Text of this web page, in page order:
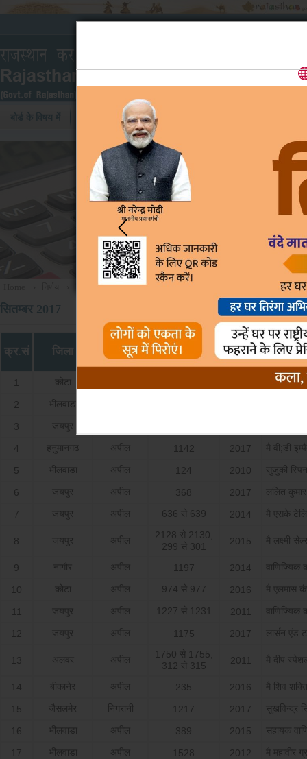
सितम्बर 2017
सितम्बर 2017
क्र.सं जिला
वाद का
प्रकार
अपील सं. वर्ष अपीलार्थी
कोटा मै
2 भीलवाडा
3 जयपुर
4 हनुमानगढ अपील 1142 2017 मै वी;डी
5 भीलवाडा अपील 124 2010 सुजुकी
6 जयपुर अपील 368 2017 ललित कुमार
7 जयपुर अपील 636 से 639 2014 मै एसके
8 जयपुर अपील
2128 से 2130,
299 से 301
2015 मै लक्ष्‍मी
9 नागौर अपील 1197 2014 वाणिज्यिक
10 कोटा अपील 974 से 977 2016 मै एलमास
जयपुर अपील 1227 से 1231 2011 वाणिज्यिक
12 जयपुर अपील 1175 2017 लार्सन एंड
13 अलवर अपील
1750 से 1755,
312 से 315
2011 मै दीप
14 बीकानेर अपील 235 2016 मै शिव
15 जैसलमेर निगरानी 1217 2017 सुखविन्‍द्र
16 भीलवाडा अपील 389 2015 सहायक
17 भीलवाडा अपील 1528 2012 मै महावीर